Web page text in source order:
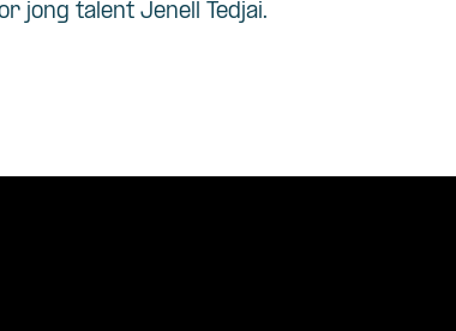
jong talent Jenell Tedjai.